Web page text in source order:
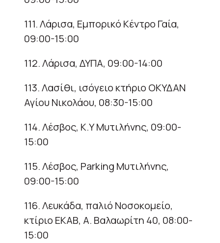
111. Λάρισα, Εμπορικό Κέντρο Γαία,
09:00-15:00
112. Λάρισα, ΔΥΠΑ, 09:00-14:00
113. Λασίθι, ισόγειο κτήριο ΟΚΥΔΑΝ
Αγίου Νικολάου, 08:30-15:00
114. Λέσβος, Κ.Υ Μυτιλήνης, 09:00-
15:00
115. Λέσβος, Parking Μυτιλήνης,
09:00-15:00
116. Λευκάδα, παλιό Νοσοκομείο,
κτίριο ΕΚΑΒ, Α. Βαλαωρίτη 40, 08:00-
15:00